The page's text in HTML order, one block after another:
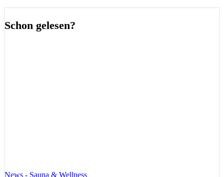
Schon gelesen?
News - Sauna & Wellness